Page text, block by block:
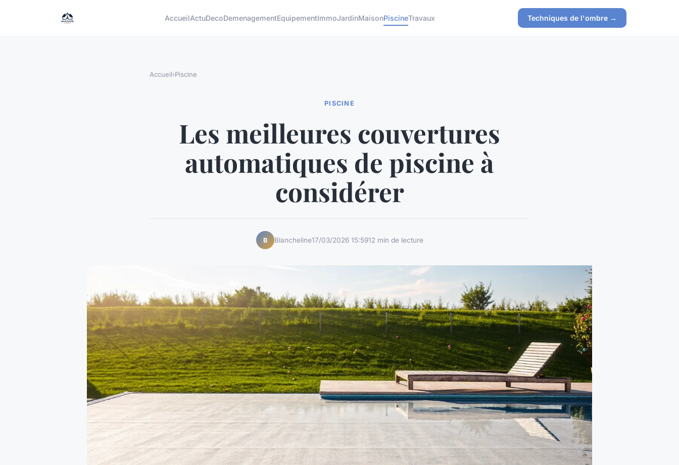
AccueilActuDecoDemenagementEquipementImmoJardinMaisonPiscineTravaux Techniques de l'ombre →
Accueil›Piscine
PISCINE
Les meilleures couvertures
automatiques de piscine à
considérer
B Blancheline17/03/2026 15:5912 min de lecture